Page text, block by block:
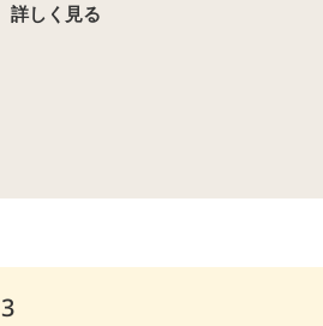
詳しく見る
3